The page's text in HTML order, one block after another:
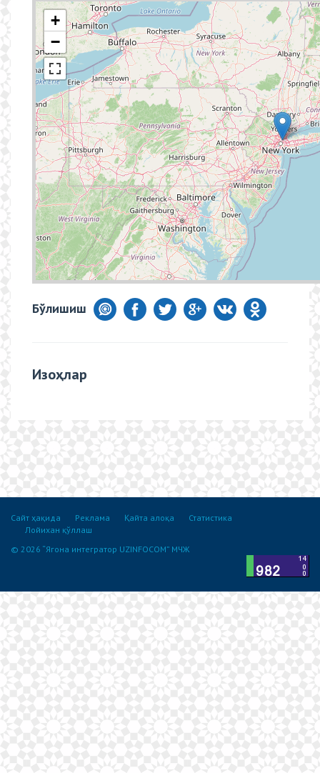
+
−
Бўлишиш
Изоҳлар
Сайт ҳақида Реклама Қайта алоқа
Статистика
Лойихан қўллаш
© 2026 “Ягона интегратор UZINFOCOM” МЧЖ